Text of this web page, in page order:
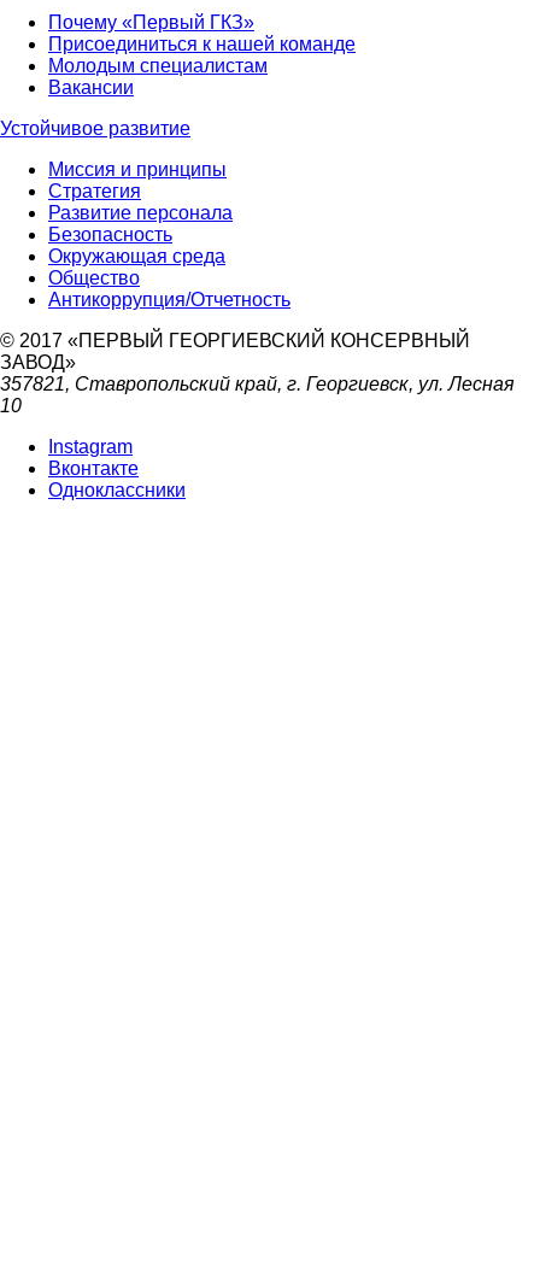
Почему «Первый ГКЗ»
Присоединиться к нашей команде
Молодым специалистам
Вакансии
Устойчивое развитие
Миссия и принципы
Стратегия
Развитие персонала
Безопасность
Окружающая среда
Общество
Антикоррупция/Отчетность
© 2017 «ПЕРВЫЙ ГЕОРГИЕВСКИЙ КОНСЕРВНЫЙ
ЗАВОД»
357821, Ставропольский край, г. Георгиевск, ул. Лесная
10
Instagram
Вконтакте
Одноклассники